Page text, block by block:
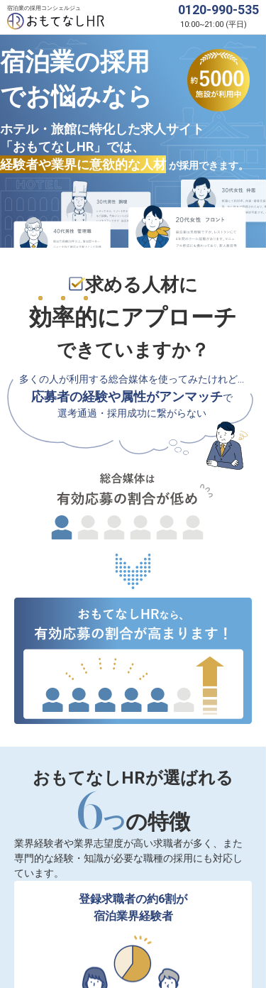
宿泊業の採用コンシェルジュ 0120-990-535
10:00~21:00 (平日)
宿泊業の採用
でお悩みなら
ホテル・旅館に特化した求人サイト
「おもてなしHR」では、
経験者や業界に意欲的な人材 が採用できます。
求める人材に
効率的にアプローチ
できていますか？
多くの人が利用する総合媒体を使ってみたけれど…
応募者の経験や属性がアンマッチで
選考通過・採用成功に繋がらない
おもてなしHRが選ばれる
6つの特徴
業界経験者や業界志望度が高い求職者が多く、また
専門的な経験・知識が必要な職種の採用にも対応し
ています。
登録求職者の約6割が
宿泊業界経験者